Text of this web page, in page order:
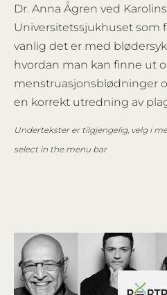
Dr. Anna Ågren ved
Universitetssjukhuset som
vanlig det er med
hvordan man kan finne ut
menstruasjonsblødninger
en korrekt utredning av
Undertekster er tilgjengelig, velg i
select in the menu bar